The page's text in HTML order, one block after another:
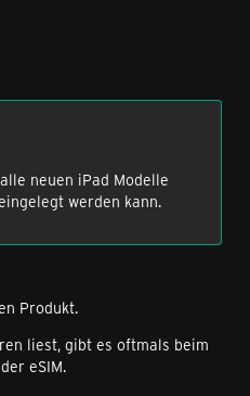
neuen iPad Modelle
werden kann.
Produkt.
liest, gibt es oftmals beim
eSIM.